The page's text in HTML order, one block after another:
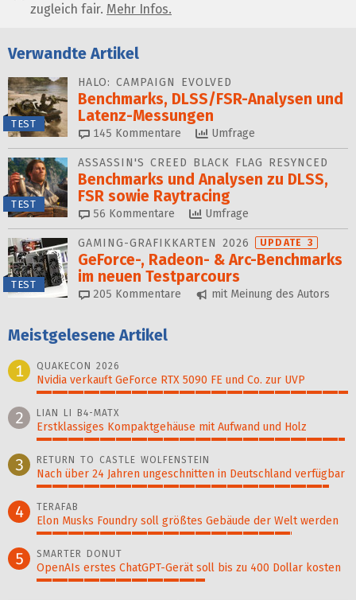
zugleich fair. Mehr Infos.
Verwandte Artikel
TEST
HALO: CAMPAIGN EVOLVED
Benchmarks, DLSS/FSR-Ana­ly­sen und
Latenz-Messungen
145 Kommentare Umfrage
TEST
ASSASSIN'S CREED BLACK FLAG RESYNCED
Benchmarks und Analysen zu DLSS,
FSR sowie Raytracing
56 Kommentare Umfrage
TEST
GAMING-GRAFIKKARTEN 2026 UPDATE 3
GeForce-, Radeon- & Arc-Benchmarks
im neuen Testparcours
205 Kommentare mit Meinung des Autors
Meistgelesene Artikel
1
QUAKECON 2026
Nvidia verkauft GeForce RTX 5090 FE und Co. zur UVP
2 LIAN LI B4-MATX
Erstklassiges Kompaktgehäuse mit Aufwand und Holz
3 RETURN TO CASTLE WOLFENSTEIN
Nach über 24 Jahren ungeschnitten in Deutschland verfügbar
4 TERAFAB
Elon Musks Foundry soll größ­tes Gebäude der Welt werden
5 SMARTER DONUT
OpenAIs erstes ChatGPT-Gerät soll bis zu 400 Dollar kosten